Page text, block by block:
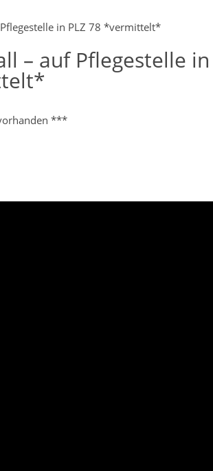
in PLZ 78 *vermittelt*
– auf Pflegestelle in
***